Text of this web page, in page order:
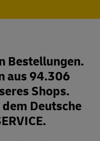
Bestellungen.
aus 94.306
Shops.
Deutsche